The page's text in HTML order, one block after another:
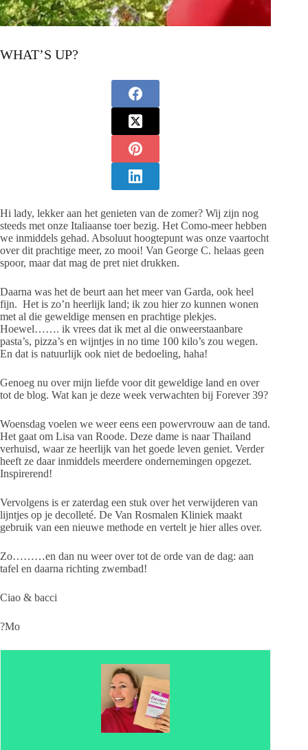
WHAT’S UP?
Hi lady, lekker aan het genieten van de zomer? Wij zijn nog
steeds met onze Italiaanse toer bezig. Het Como-meer hebben
we inmiddels gehad. Absoluut hoogtepunt was onze vaartocht
over dit prachtige meer, zo mooi! Van George C. helaas geen
spoor, maar dat mag de pret niet drukken.
Daarna was het de beurt aan het meer van Garda, ook heel
fijn. Het is zo’n heerlijk land; ik zou hier zo kunnen wonen
met al die geweldige mensen en prachtige plekjes.
Hoewel……. ik vrees dat ik met al die onweerstaanbare
pasta’s, pizza’s en wijntjes in no time 100 kilo’s zou wegen.
En dat is natuurlijk ook niet de bedoeling, haha!
Genoeg nu over mijn liefde voor dit geweldige land en over
tot de blog. Wat kan je deze week verwachten bij Forever 39?
Woensdag voelen we weer eens een powervrouw aan de tand.
Het gaat om Lisa van Roode. Deze dame is naar Thailand
verhuisd, waar ze heerlijk van het goede leven geniet. Verder
heeft ze daar inmiddels meerdere ondernemingen opgezet.
Inspirerend!
Vervolgens is er zaterdag een stuk over het verwijderen van
lijntjes op je decolleté. De Van Rosmalen Kliniek maakt
gebruik van een nieuwe methode en vertelt je hier alles over.
Zo………en dan nu weer over tot de orde van de dag: aan
tafel en daarna richting zwembad!
Ciao & bacci
?Mo